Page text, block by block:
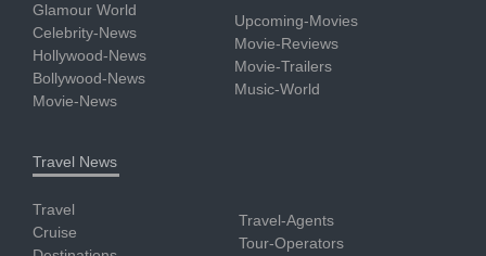
Glamour World
Celebrity-News
Hollywood-News
Bollywood-News
Movie-News
Upcoming-Movies
Movie-Reviews
Movie-Trailers
Music-World
Travel News
Travel
Cruise
Travel-Agents
Tour-Operators